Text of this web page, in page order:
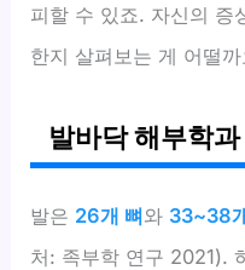
피할 수 있죠. 자신의 증
한지 살펴보는 게 어떨까
발바닥 해부학
발은 26개 뼈와 33~38
처: 족부학 연구 2021).